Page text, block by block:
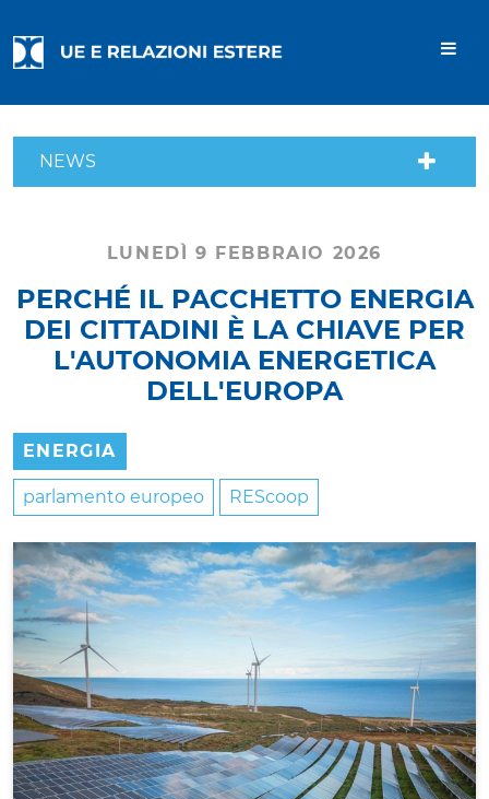
NEWS
LUNEDÌ 9 FEBBRAIO 2026
PERCHÉ IL PACCHETTO ENERGIA
DEI CITTADINI È LA CHIAVE PER
L'AUTONOMIA ENERGETICA
DELL'EUROPA
ENERGIA
parlamento europeo REScoop